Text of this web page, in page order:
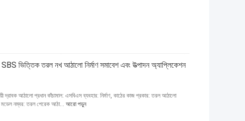
ভিত্তিক তরল নখ আঠালো নির্মাণ সমাবেশ এবং উত্পাদন অ্যাপ্লিকেশন
দ্রাবক আঠালো প্রধান কাঁচামাল: এসবিএস ব্যবহার: নির্মাণ, কাঠের কাজ প্রকার: তরল আঠালো
মডেল নম্বর: তরল পেরেক আঠা... আরো পড়ুন